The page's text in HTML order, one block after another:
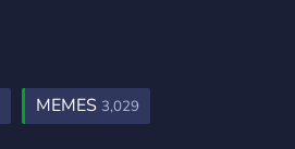
MEMES 3,029